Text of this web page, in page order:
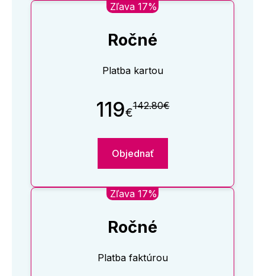
Zľava 17%
Ročné
Platba kartou
119€142.80€
Objednať
Zľava 17%
Ročné
Platba faktúrou